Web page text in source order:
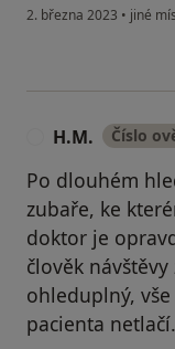
2. března 2023 • jiné
H.M. Číslo
Po dlouhém
zubaře, ke
doktor je
člověk
ohleduplný,
pacienta netlačí.